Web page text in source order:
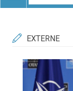
NAVIGATION
EXTERNE